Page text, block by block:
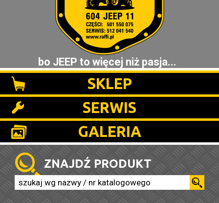
bo JEEP to więcej niż pasja...
SKLEP
SERWIS
GALERIA
ZNAJDŹ PRODUKT